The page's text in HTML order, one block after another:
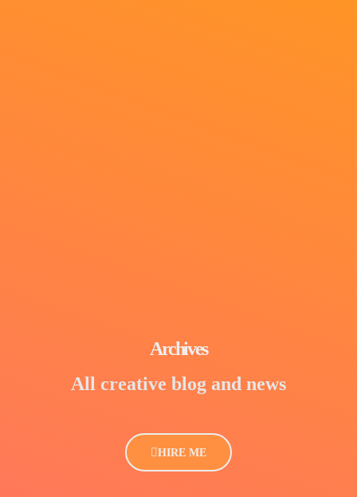
Archives
All creative blog and news
HIRE ME